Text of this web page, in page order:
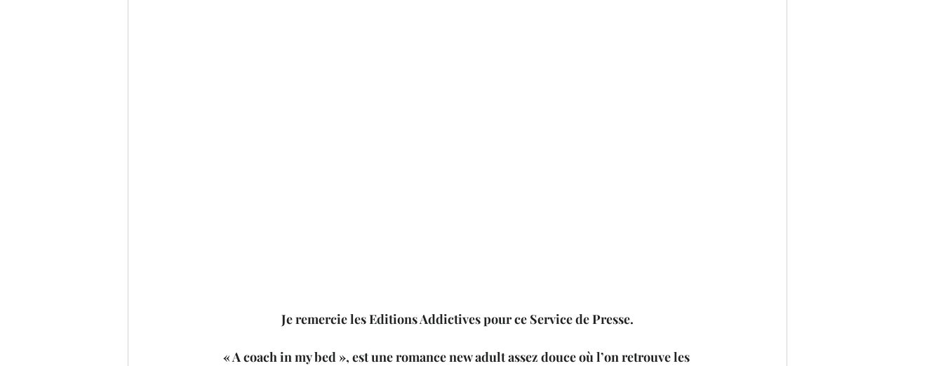
Je remercie les Editions Addictives pour ce Service de Presse.
« A coach in my bed », est une romance new adult assez douce où l’on retrouve les